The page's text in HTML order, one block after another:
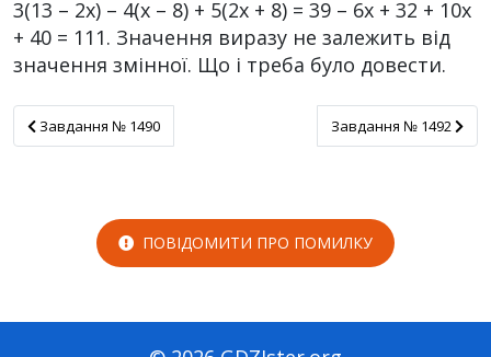
3(13 – 2х) – 4(х – 8) + 5(2х + 8) = 39 – 6х + 32 + 10х
+ 40 = 111. Значення виразу не залежить від
значення змінної. Що і треба було довести.
Завдання № 1490
Завдання № 1490 Завдання № 1492
Завдання № 1492
ПОВІДОМИТИ ПРО ПОМИЛКУ